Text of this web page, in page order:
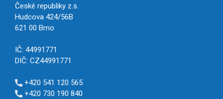
České republiky z.s.
Hudcova 424/56B
621 00 Brno
IČ: 44991771
DIČ: CZ44991771
+420 541 120 565
+420 730 190 840